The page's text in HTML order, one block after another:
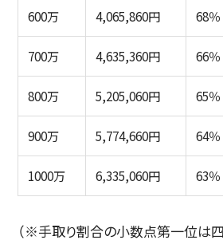
600万 4,065,860円 68％
700万 4,635,360円 66％
800万 5,205,060円 65％
900万 5,774,660円 64％
1000万 6,335,060円 63％
（※手取り割合の小数点第一位は